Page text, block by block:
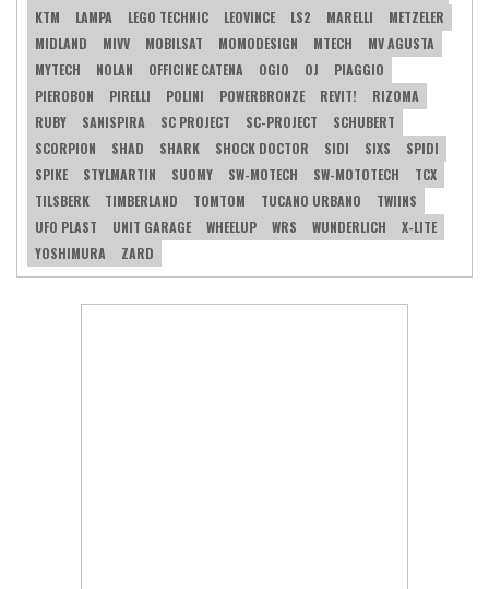
KTM
LAMPA LEGO TECHNIC LEOVINCE LS2 MARELLI
METZELER
MIDLAND
MIVV MOBILSAT MOMODESIGN MTECH
MV AGUSTA
MYTECH
NOLAN OFFICINE CATENA OGIO OJ
PIAGGIO
PIEROBON
PIRELLI POLINI POWERBRONZE REVIT!
RIZOMA
RUBY
SANISPIRA SC PROJECT SC-PROJECT
SCHUBERT
SCORPION
SHAD SHARK SHOCK DOCTOR SIDI SIXS
SPIDI
SPIKE
STYLMARTIN SUOMY SW-MOTECH SW-MOTOTECH
TCX
TILSBERK
TIMBERLAND TOMTOM TUCANO URBANO
TWIINS
UFO PLAST
UNIT GARAGE WHEELUP WRS WUNDERLICH
X-LITE
YOSHIMURA
ZARD